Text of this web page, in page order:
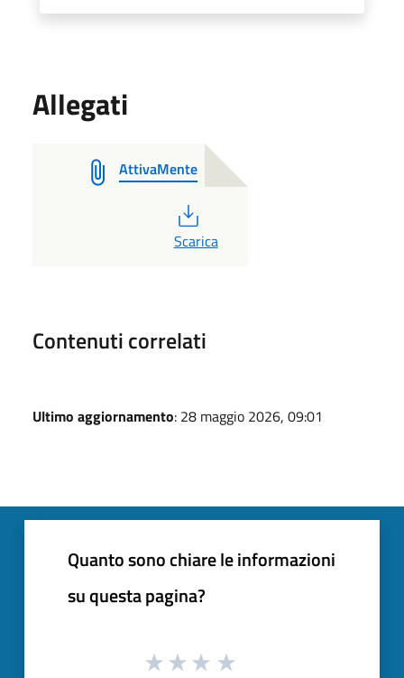
Allegati
AttivaMente
PDF
Scarica
Contenuti correlati
Ultimo aggiornamento: 28 maggio 2026, 09:01
Quanto sono chiare le informazioni
su questa pagina?